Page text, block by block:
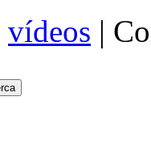
vídeos |